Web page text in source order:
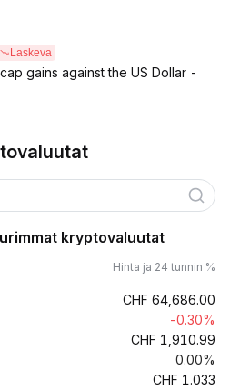
Laskeva
gains against the US Dollar -
kryptovaluutat
Hinta ja 24 tunnin %
CHF 64,686.00
-0.30%
CHF 1,910.99
0.00%
CHF 1.033